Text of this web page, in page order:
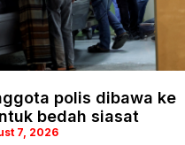
polis dibawa ke
bedah siasat
7, 2026